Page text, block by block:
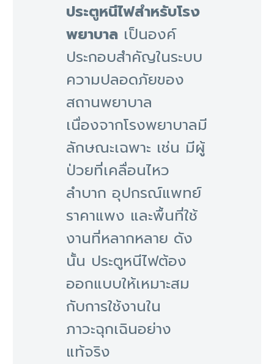
ประตูหนีไฟสำหรับโรง
พยาบาล เป็นองค์
ประกอบสำคัญในระบบ
ความปลอดภัยของ
สถานพยาบาล
เนื่องจากโรงพยาบาลมี
ลักษณะเฉพาะ เช่น มีผู้
ป่วยที่เคลื่อนไหว
ลำบาก อุปกรณ์แพทย์
ราคาแพง และพื้นที่ใช้
งานที่หลากหลาย ดัง
นั้น ประตูหนีไฟต้อง
ออกแบบให้เหมาะสม
กับการใช้งานใน
ภาวะฉุกเฉินอย่าง
แท้จริง